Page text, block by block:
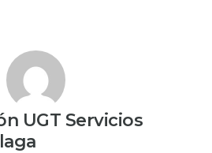
UGT Servicios